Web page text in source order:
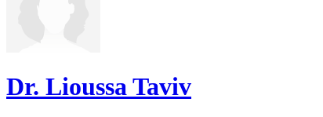
Dr. Lioussa Taviv